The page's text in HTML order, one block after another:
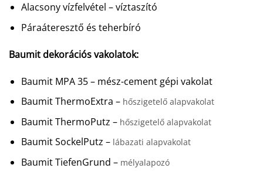
Alacsony vízfelvétel – víztaszító
Páraáteresztő és teherbíró
Baumit dekorációs vakolatok:
Baumit MPA 35 – mész-cement gépi vakolat
Baumit ThermoExtra – hőszigetelő alapvakolat
Baumit ThermoPutz – hőszigetelő alapvakolat
Baumit SockelPutz – lábazati alapvakolat
Baumit TiefenGrund – mélyalapozó